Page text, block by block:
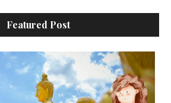
Featured Post